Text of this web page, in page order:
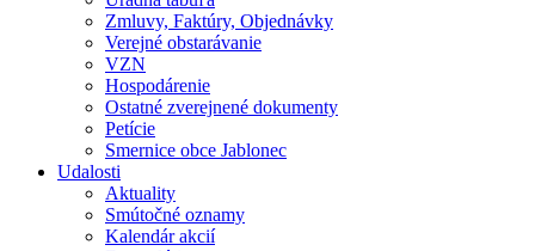
Zmluvy, Faktúry, Objednávky
Verejné obstarávanie
VZN
Hospodárenie
Ostatné zverejnené dokumenty
Petície
Smernice obce Jablonec
Udalosti
Aktuality
Smútočné oznamy
Kalendár akcií